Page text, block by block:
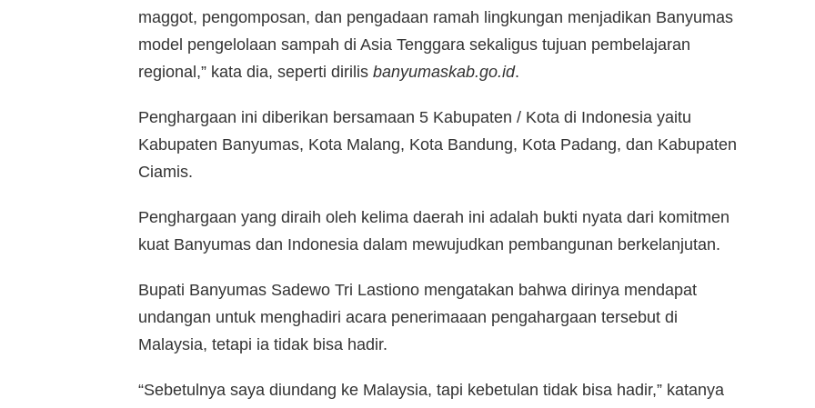
maggot, pengomposan, dan pengadaan ramah lingkungan menjadikan Banyumas
model pengelolaan sampah di Asia Tenggara sekaligus tujuan pembelajaran
regional,” kata dia, seperti dirilis banyumaskab.go.id.
Penghargaan ini diberikan bersamaan 5 Kabupaten / Kota di Indonesia yaitu
Kabupaten Banyumas, Kota Malang, Kota Bandung, Kota Padang, dan Kabupaten
Ciamis.
Penghargaan yang diraih oleh kelima daerah ini adalah bukti nyata dari komitmen
kuat Banyumas dan Indonesia dalam mewujudkan pembangunan berkelanjutan.
Bupati Banyumas Sadewo Tri Lastiono mengatakan bahwa dirinya mendapat
undangan untuk menghadiri acara penerimaaan pengahargaan tersebut di
Malaysia, tetapi ia tidak bisa hadir.
“Sebetulnya saya diundang ke Malaysia, tapi kebetulan tidak bisa hadir,” katanya